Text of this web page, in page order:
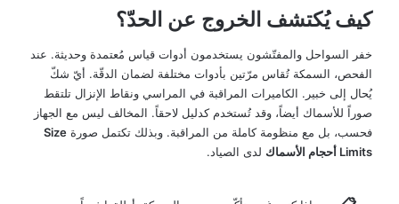
كيف يُكتشف الخروج عن الحدّ؟
خفر السواحل والمفتّشون يستخدمون أدوات قياس مُعتمدة وحديثة. عند
الفحص، السمكة تُقاس مرّتين بأدوات مختلفة لضمان الدقّة. أيّ شكّ
يُحال إلى خبير. الكاميرات المراقبة في المراسي ونقاط الإنزال تلتقط
صوراً للأسماك أيضاً، وقد تُستخدم كدليل لاحقاً. المخالف ليس مع الجهاز
فحسب، بل مع منظومة كاملة من المراقبة. وبذلك تكتمل صورة Size
Limits أحجام الأسماك
لدى الصياد.